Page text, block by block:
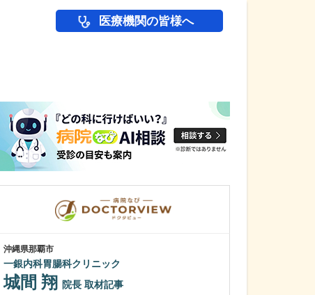
医療機関の皆様へ
沖縄県那覇市
一銀内科胃腸科クリニック
城間 翔 院長 取材記事